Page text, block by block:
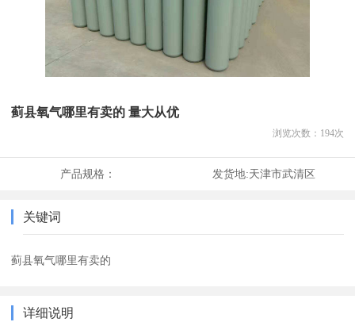
蓟县氧气哪里有卖的 量大从优
浏览次数： 194次
产品规格： 发货地:天津市武清区
关键词
蓟县氧气哪里有卖的
详细说明